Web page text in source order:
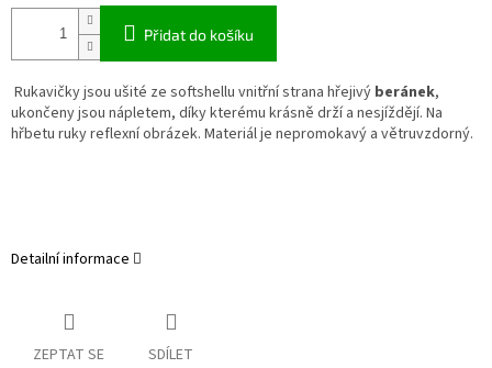
Přidat do košíku
Rukavičky jsou ušité ze softshellu vnitřní strana hřejivý beránek,
ukončeny jsou nápletem, díky kterému krásně drží a nesjíždějí. Na
hřbetu ruky reflexní obrázek. Materiál je nepromokavý a větruvzdorný.
Detailní informace
ZEPTAT SE SDÍLET